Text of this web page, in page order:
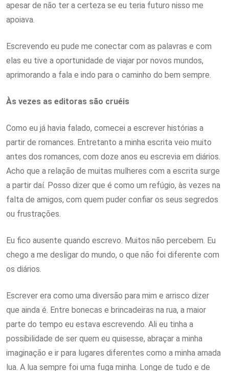
apesar de não ter a certeza se eu teria futuro nisso me
apoiava.
Escrevendo eu pude me conectar com as palavras e com
elas eu tive a oportunidade de viajar por novos mundos,
aprimorando a fala e indo para o caminho do bem sempre.
Às vezes as editoras são cruéis
Como eu já havia falado, comecei a escrever histórias a
partir de romances. Entretanto a minha escrita veio muito
antes dos romances, com doze anos eu escrevia em diários.
Acho que a relação de muitas mulheres com a escrita surge
a partir daí. Posso dizer que é como um refúgio, às vezes na
falta de amigos, com quem puder confiar os seus segredos
ou frustrações.
Eu fico ausente quando escrevo. Muitos não percebem. Eu
chego a me desligar do mundo, o que não foi diferente com
os diários.
Escrever era como uma diversão para mim e arrisco dizer
que ainda é. Entre bonecas e brincadeiras na rua, a maior
parte do tempo eu estava escrevendo. Ali eu tinha a
possibilidade de ser quem eu quisesse, abraçar a minha
imaginação e ir para lugares diferentes como a minha amada
lua. A lua sempre foi uma fuga minha. Longe de tudo e de